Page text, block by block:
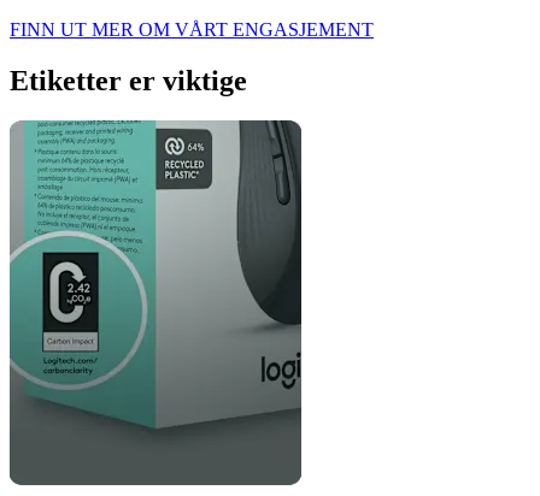
FINN UT MER OM VÅRT ENGASJEMENT
Etiketter er viktige